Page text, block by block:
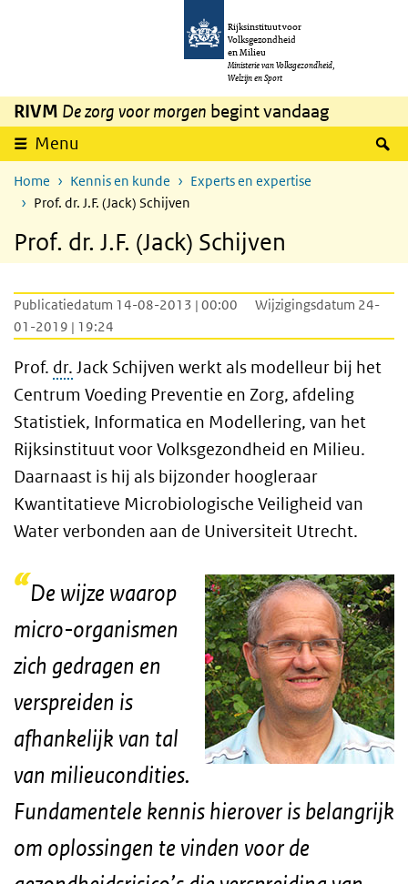
Overslaan en naar de inhoud gaan
Rijksinstituut voor
Volksgezondheid
en Milieu
Ministerie van Volksgezondheid,
Welzijn en Sport
RIVM De zorg voor morgen begint vandaag
Menu
Home Kennis en kunde
Experts en expertise
Prof. dr. J.F. (Jack) Schijven
Prof. dr. J.F. (Jack) Schijven
Publicatiedatum 14-08-2013 | 00:00
Wijzigingsdatum 24-
01-2019 | 19:24
Prof. dr. Jack Schijven werkt als modelleur bij het
Centrum Voeding Preventie en Zorg, afdeling
Statistiek, Informatica en Modellering, van het
Rijksinstituut voor Volksgezondheid en Milieu.
Daarnaast is hij als bijzonder hoogleraar
Kwantitatieve Microbiologische Veiligheid van
Water verbonden aan de Universiteit Utrecht.
De wijze waarop
micro-organismen
zich gedragen en
verspreiden is
afhankelijk van tal
van milieucondities.
Fundamentele kennis hierover is belangrijk
om oplossingen te vinden voor de